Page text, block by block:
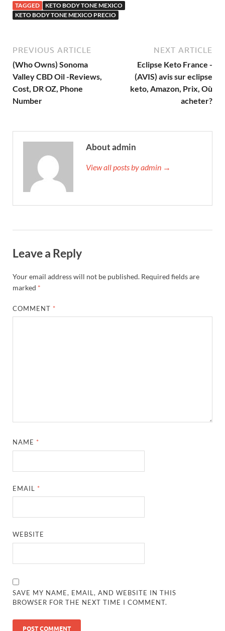
TAGGED
KETO BODY TONE MEXICO
KETO BODY TONE MEXICO PRECIO
PREVIOUS ARTICLE
(Who Owns) Sonoma
Valley CBD Oil -Reviews,
Cost, DR OZ, Phone
Number
NEXT ARTICLE
Eclipse Keto France -
(AVIS) avis sur eclipse
keto, Amazon, Prix, Où
acheter?
About admin
View all posts by admin →
Leave a Reply
Your email address will not be published. Required fields are
marked *
COMMENT *
NAME *
EMAIL *
WEBSITE
SAVE MY NAME, EMAIL, AND WEBSITE IN THIS
BROWSER FOR THE NEXT TIME I COMMENT.